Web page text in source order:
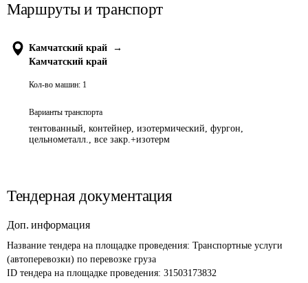
Маршруты и транспорт
Камчатский край
→
Камчатский край
Кол-во машин: 1
Варианты транспорта
тентованный, контейнер, изотермический, фургон,
цельнометалл., все закр.+изотерм
Тендерная документация
Доп. информация
Название тендера на площадке проведения: Транспортные услуги
(автоперевозки) по перевозке груза
ID тендера на площадке проведения: 31503173832